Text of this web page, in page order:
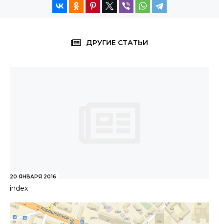
ДРУГИЕ СТАТЬИ
20 ЯНВАРЯ 2016
index